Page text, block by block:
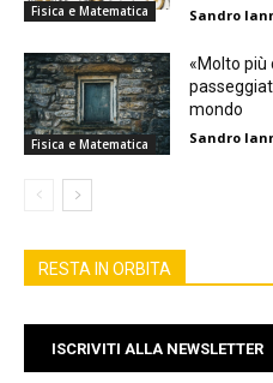
Fisica e Matematica Sandro
Fisica e Matematica
«Molto più
mondo
Sandro
RESTA IN ORBITA
ISCRIVITI ALLA NEWSLETTER